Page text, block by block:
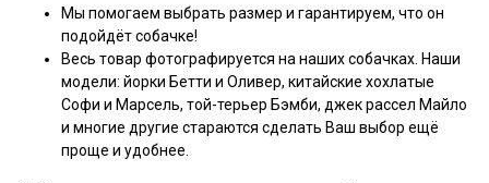
Мы помогаем выбрать размер и гарантируем, что он
подойдёт собачке!
Весь товар фотографируется на наших собачках. Наши
модели: йорки Бетти и Оливер, китайские хохлатые
Софи и Марсель, той-терьер Бэмби, джек рассел Майло
и многие другие стараются сделать Ваш выбор ещё
проще и удобнее.